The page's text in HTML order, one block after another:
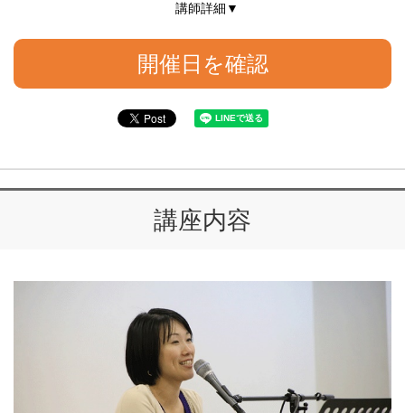
講師詳細▼
開催日を確認
講座内容